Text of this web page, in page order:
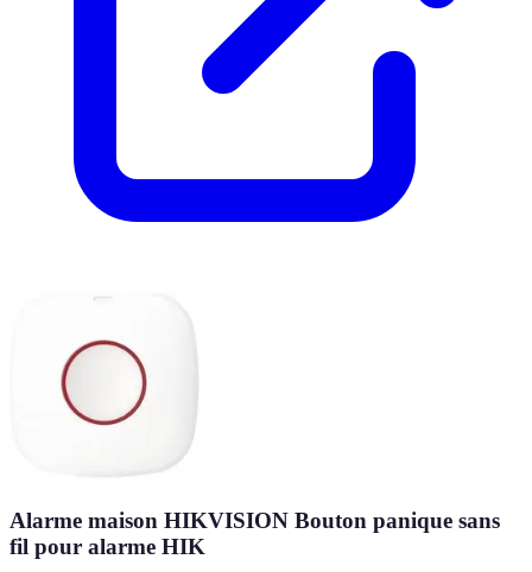
Alarme maison HIKVISION Bouton panique sans
fil pour alarme HIK